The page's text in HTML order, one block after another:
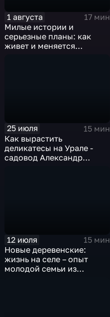
1 августа
17 мин
Милые истории и
серьезные планы: как
живет и меняется
25 июля
15 мин
Как вырастить
деликатесы на Урале -
садовод Александр
12 июля
15 мин
Новые деревенские:
жизнь на селе – опыт
молодой семьи из